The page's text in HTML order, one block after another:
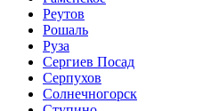
Реутов
Рошаль
Руза
Сергиев Посад
Серпухов
Солнечногорск